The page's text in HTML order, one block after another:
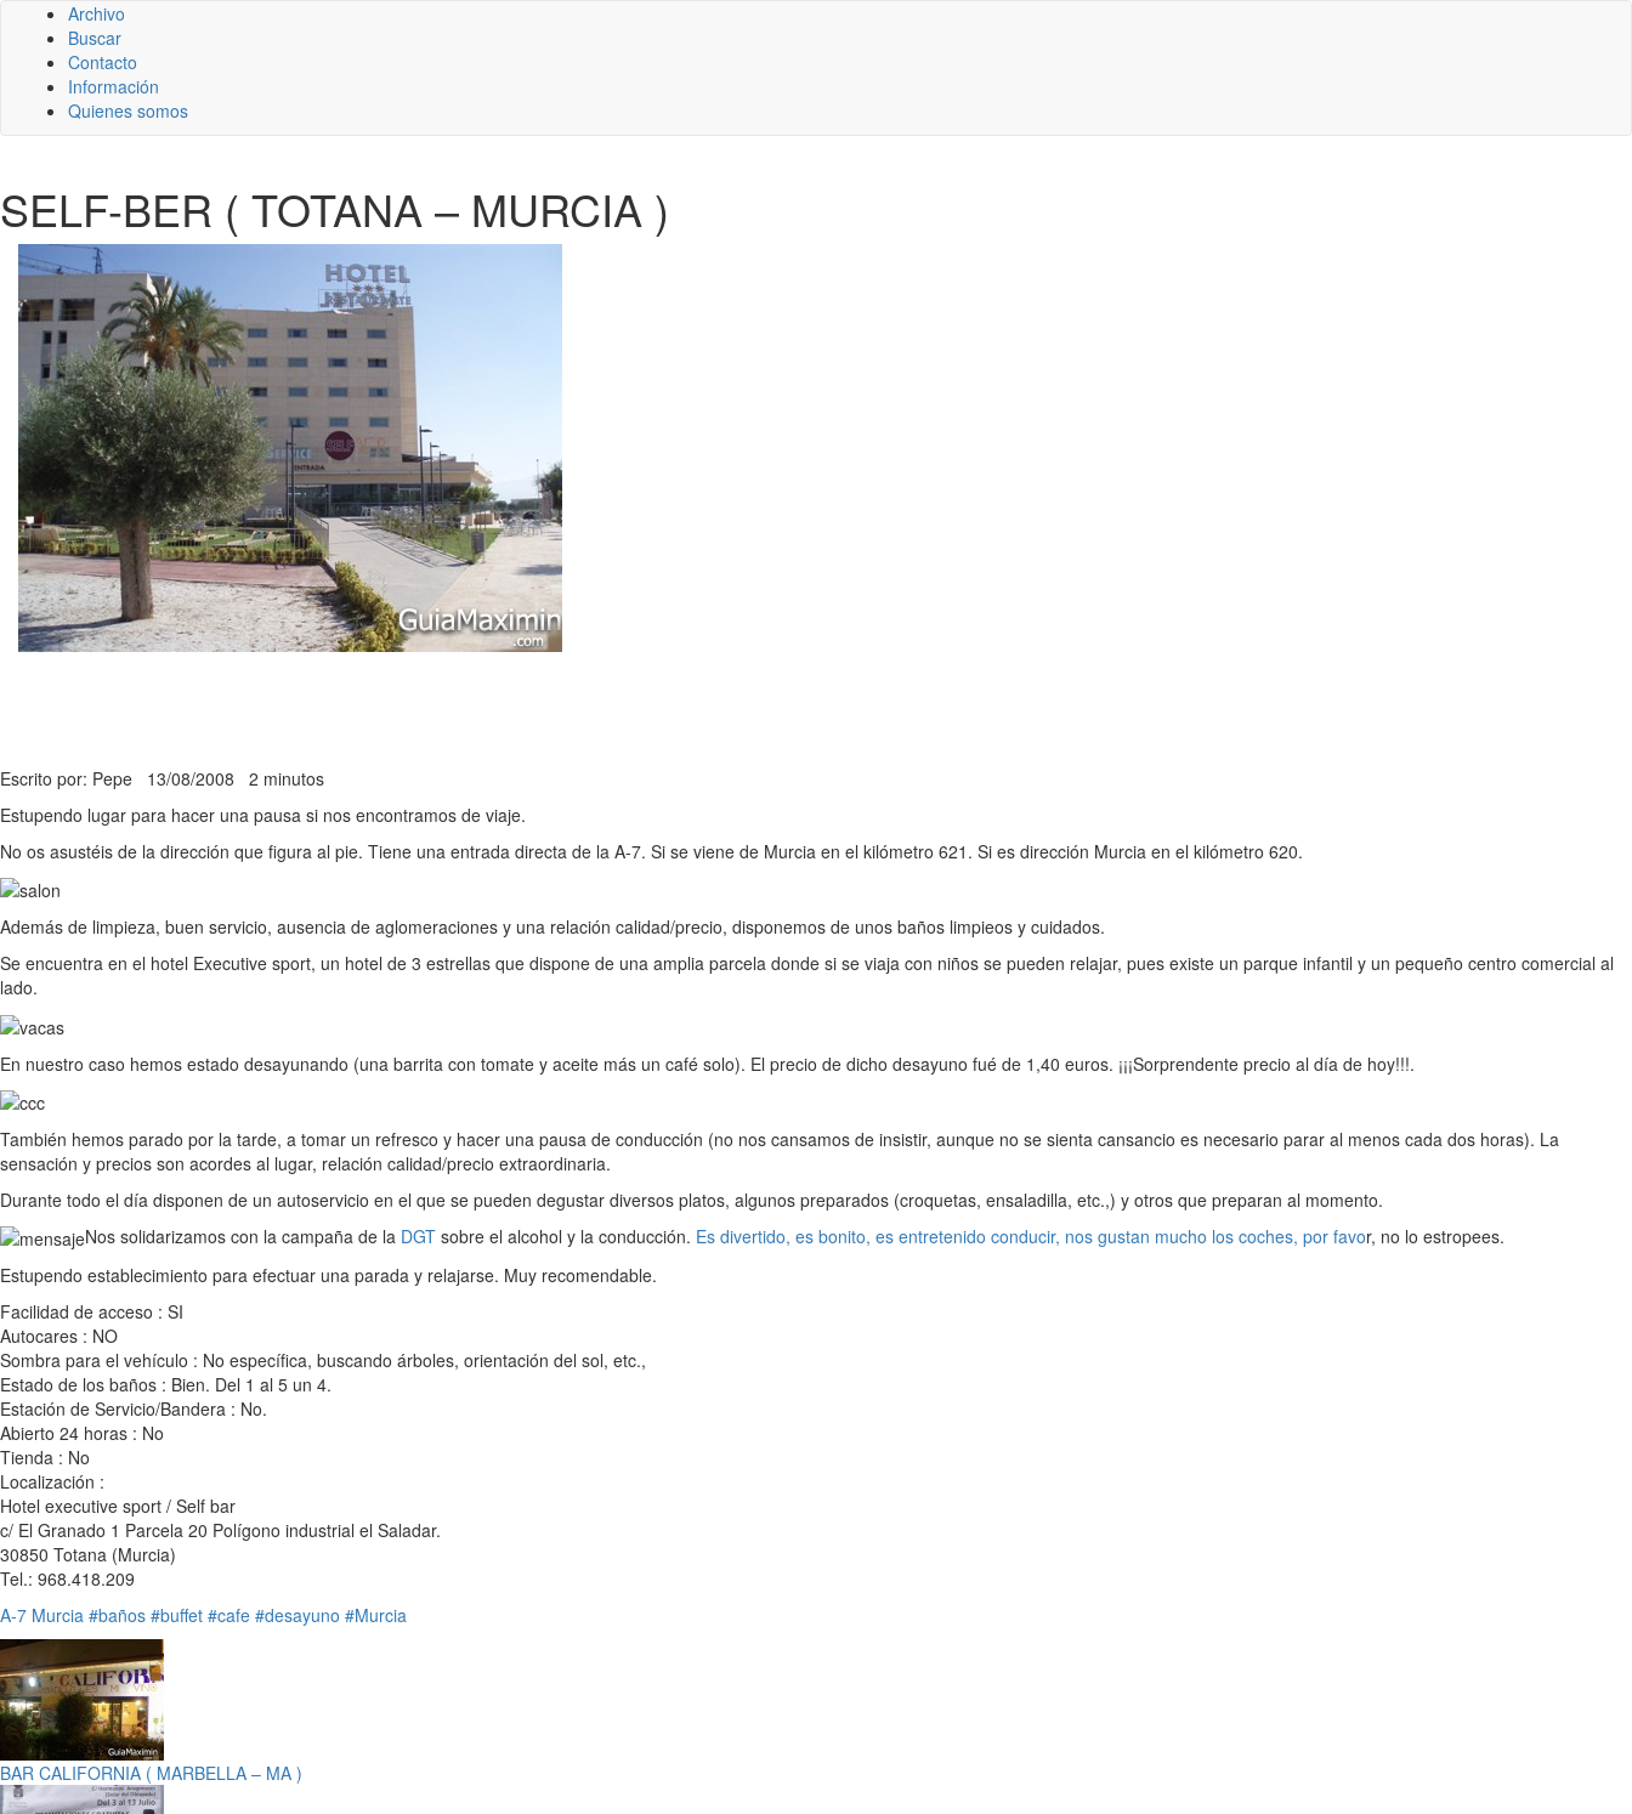
Archivo
Buscar
Contacto
Información
Quienes somos
SELF-BER ( TOTANA – MURCIA )
Escrito por: Pepe 13/08/2008 2 minutos
Estupendo lugar para hacer una pausa si nos encontramos de viaje.
No os asustéis de la dirección que figura al pie. Tiene una entrada directa de la A-7. Si se viene de Murcia en el kilómetro 621. Si es dirección Murcia en el kilómetro 620.
Además de limpieza, buen servicio, ausencia de aglomeraciones y una relación calidad/precio, disponemos de unos baños limpieos y cuidados.
Se encuentra en el hotel Executive sport, un hotel de 3 estrellas que dispone de una amplia parcela donde si se viaja con niños se pueden relajar, pues existe un parque infantil y un pequeño centro comercial al
lado.
En nuestro caso hemos estado desayunando (una barrita con tomate y aceite más un café solo). El precio de dicho desayuno fué de 1,40 euros. ¡¡¡Sorprendente precio al día de hoy!!!.
También hemos parado por la tarde, a tomar un refresco y hacer una pausa de conducción (no nos cansamos de insistir, aunque no se sienta cansancio es necesario parar al menos cada dos horas). La
sensación y precios son acordes al lugar, relación calidad/precio extraordinaria.
Durante todo el día disponen de un autoservicio en el que se pueden degustar diversos platos, algunos preparados (croquetas, ensaladilla, etc.,) y otros que preparan al momento.
Nos solidarizamos con la campaña de la DGT sobre el alcohol y la conducción. Es divertido, es bonito, es entretenido conducir, nos gustan mucho los coches, por favor, no lo estropees.
Estupendo establecimiento para efectuar una parada y relajarse. Muy recomendable.
Facilidad de acceso : SI
Autocares : NO
Sombra para el vehículo : No específica, buscando árboles, orientación del sol, etc.,
Estado de los baños : Bien. Del 1 al 5 un 4.
Estación de Servicio/Bandera : No.
Abierto 24 horas : No
Tienda : No
Localización :
Hotel executive sport / Self bar
c/ El Granado 1 Parcela 20 Polígono industrial el Saladar.
30850 Totana (Murcia)
Tel.: 968.418.209
A-7 Murcia #baños #buffet #cafe #desayuno #Murcia
BAR CALIFORNIA ( MARBELLA – MA )